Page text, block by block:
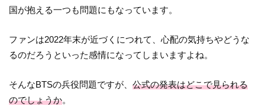
国が抱える一つも問題にもなっています。
ファンは2022年末が近づくにつれて、心配の気持ちやどうな
るのだろうといった感情になってしまいますよね。
そんなBTSの兵役問題ですが、公式の発表はどこで見られる
のでしょうか。